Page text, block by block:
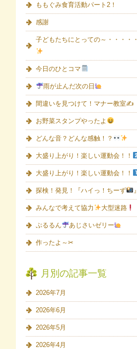
ももぐみ食育活動パート2！
感謝
子どもたちにとっての～・・・・・
今日のひとコマ
雨が止んだ次の日
間違いを見つけて！マナー教室✍
お野菜スタンプやったよ
どんな音？どんな感触！？
大盛り上がり！楽しい運動会！！
大盛り上がり！楽しい運動会！！
探検！発見！『ハイっ！ちーず 』
みんなで考えて協力 大型迷路
ぷるるん あじさいゼリー
作ったよ～✂
月別の記事一覧
2026年7月
2026年6月
2026年5月
2026年4月